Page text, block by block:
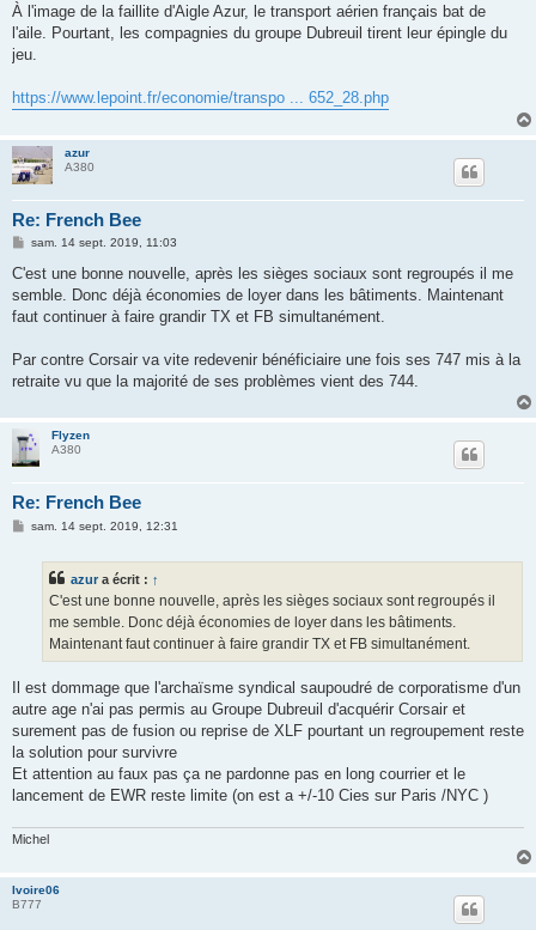
g
À l'image de la faillite d'Aigle Azur, le transport aérien français bat de
l'aile. Pourtant, les compagnies du groupe Dubreuil tirent leur épingle du
jeu.
https://www.lepoint.fr/economie/transpo ... 652_28.php
azur
A380
Re: French Bee
M
s
a
g
sam. 14 sept. 2019, 11:03
C'est une bonne nouvelle, après les sièges sociaux sont regroupés il me
semble. Donc déjà économies de loyer dans les bâtiments. Maintenant
faut continuer à faire grandir TX et FB simultanément.
Par contre Corsair va vite redevenir bénéficiaire une fois ses 747 mis à la
retraite vu que la majorité de ses problèmes vient des 744.
Flyzen
A380
Re: French Bee
Msam. 14 sept. 2019, 12:31
azur a écrit : ↑
C'est une bonne nouvelle, après les sièges sociaux sont regroupés il
me semble. Donc déjà économies de loyer dans les bâtiments.
Maintenant faut continuer à faire grandir TX et FB simultanément.
Il est dommage que l'archaïsme syndical saupoudré de corporatisme d'un
autre age n'ai pas permis au Groupe Dubreuil d'acquérir Corsair et
surement pas de fusion ou reprise de XLF pourtant un regroupement reste
la solution pour survivre
Et attention au faux pas ça ne pardonne pas en long courrier et le
lancement de EWR reste limite (on est a +/-10 Cies sur Paris /NYC )
Michel
Ivoire06
B777